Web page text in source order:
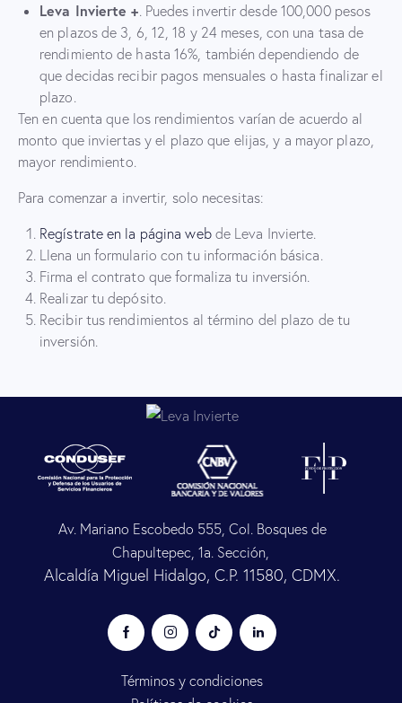
Leva Invierte +. Puedes invertir desde 100,000 pesos
en plazos de 3, 6, 12, 18 y 24 meses, con una tasa de
rendimiento de hasta 16%, también dependiendo de
que decidas recibir pagos mensuales o hasta finalizar el
plazo.
Ten en cuenta que los rendimientos varían de acuerdo al
monto que inviertas y el plazo que elijas, y a mayor plazo,
mayor rendimiento.
Para comenzar a invertir, solo necesitas:
Regístrate en la página webde Leva Invierte.
Llena un formulario con tu información básica.
Firma el contrato que formaliza tu inversión.
Realizar tu depósito.
Recibir tus rendimientos al término del plazo de tu
inversión.
Av. Mariano Escobedo 555, Col. Bosques de
Chapultepec, 1a. Sección,
Alcaldía Miguel Hidalgo, C.P. 11580, CDMX.
Términos y condiciones